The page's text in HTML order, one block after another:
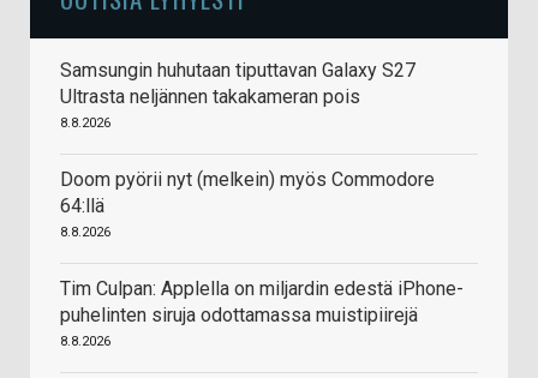
Samsungin huhutaan tiputtavan Galaxy S27
Ultrasta neljännen takakameran pois
8.8.2026
Doom pyörii nyt (melkein) myös Commodore
64:llä
8.8.2026
Tim Culpan: Applella on miljardin edestä iPhone-
puhelinten siruja odottamassa muistipiirejä
8.8.2026